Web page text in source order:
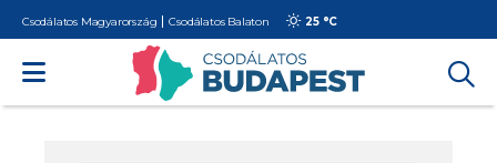
Csodálatos Magyarország Csodálatos Balaton 25 °C